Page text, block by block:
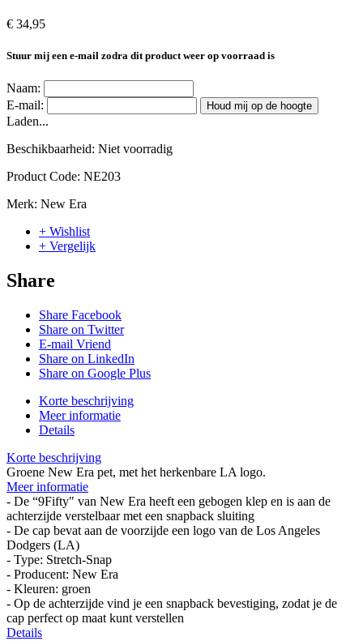
€ 34,95
Stuur mij een e-mail zodra dit product weer op voorraad is
Naam:
E-mail:
Houd mij op de hoogte
Laden...
Beschikbaarheid: Niet voorradig
Product Code: NE203
Merk: New Era
+ Wishlist
+ Vergelijk
Share
Share Facebook
Share on Twitter
E-mail Vriend
Share on LinkedIn
Share on Google Plus
Korte beschrijving
Meer informatie
Details
Korte beschrijving
Groene New Era pet, met het herkenbare LA logo.
Meer informatie
- De “9Fifty" van New Era heeft een gebogen klep en is aan de
achterzijde verstelbaar met een snapback sluiting
- De cap bevat aan de voorzijde een logo van de Los Angeles
Dodgers (LA)
- Type: Stretch-Snap
- Producent: New Era
- Kleuren: groen
- Op de achterzijde vind je een snapback bevestiging, zodat je de
cap perfect op maat kunt verstellen
Details